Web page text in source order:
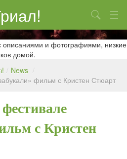
Поиск
описаниями и фотографиями, низкие
домой.
/ News /
фильм с Кристен Стюарт
с Кристен